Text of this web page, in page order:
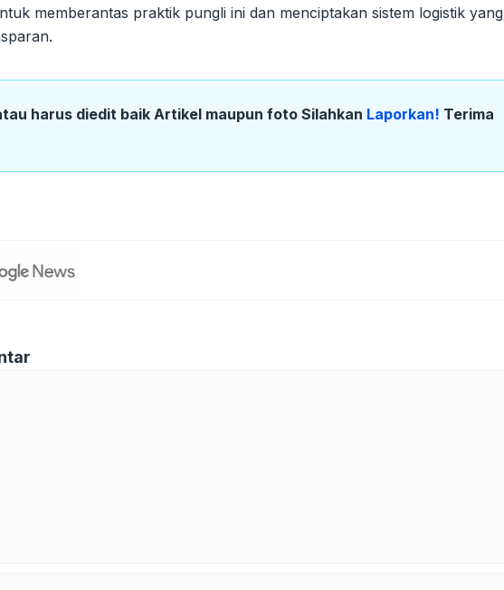
memberantas praktik pungli ini dan menciptakan sistem logistik yang
harus diedit baik Artikel maupun foto Silahkan Laporkan! Terima